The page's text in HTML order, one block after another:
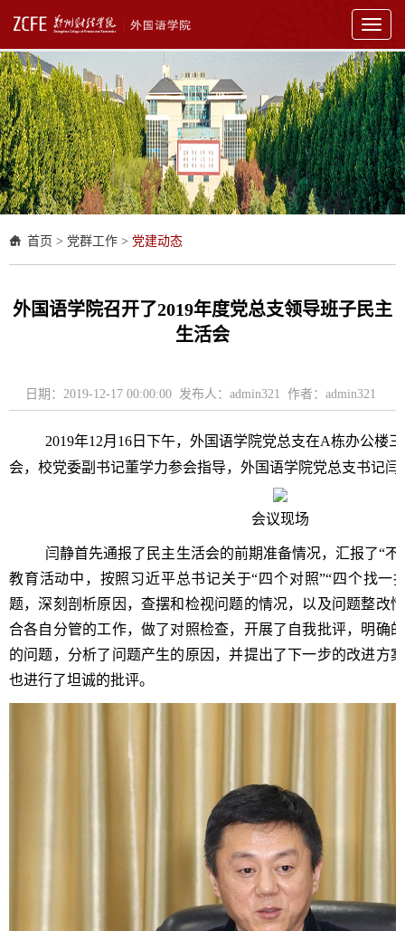
Toggle
首页 > 党群工作 > 党建动态
外国语学院召开了2019年度党总支领导班子民主
生活会
日期：2019-12-17 00:00:00 发布人：admin321 作者：admin321
2019年1 2月16 日下午，外国语学院党总支在A栋办公楼
会，校党委副书记董学力参会指导，外国语学院党总支书记闫
会议现场
闫静首先通报了民主生活会的前期准备情况，汇报了“
教育活动中， 按照习近平总书记关于“四个对照”“四个找一
题，深刻剖析原因， 查摆和检视问题的情况，以及问题整改
合各自分管的工作，做了对照检查，开展了自我批评，明确
的问题，分析了问题产生的原因，并提出了下一步的改进方
也进行了坦诚的批评。